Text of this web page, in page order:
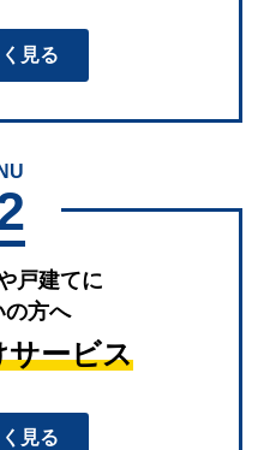
見る
戸建てに
の方へ
サービス
見る